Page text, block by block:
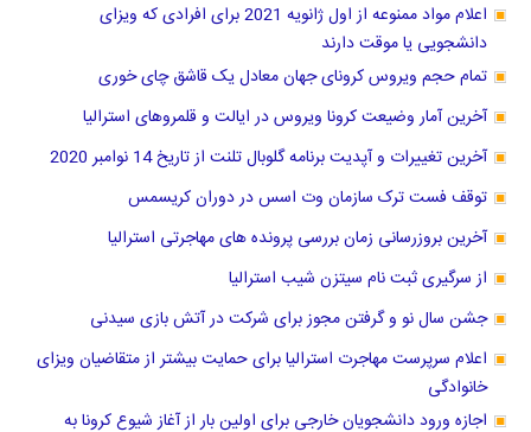
اعلام مواد ممنوعه از اول ژانویه 2021 برای افرادی که ویزای
دانشجویی یا موقت دارند
تمام حجم ویروس کرونای جهان معادل یک قاشق چای خوری
آخرین آمار وضیعت کرونا ویروس در ایالت و قلمروهای استرالیا
آخرین تغییرات و آپدیت برنامه گلوبال تلنت از تاریخ 14 نوامبر 2020
توقف فست ترک سازمان وت اسس در دوران کریسمس
آخرین بروزرسانی زمان بررسی پرونده های مهاجرتی استرالیا
از سرگیری ثبت نام سیتزن شیب استرالیا
جشن سال نو و ‌گرفتن مجوز برای شرکت در آتش بازی سیدنی
اعلام سرپرست مهاجرت استرالیا برای حمایت بیشتر از متقاضیان ویزای
خانوادگی
اجازه ورود دانشجویان خارجی برای اولین بار از آغاز شیوع کرونا به